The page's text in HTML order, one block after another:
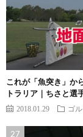
これが「魚突き」か
トラリア｜ちさと選
2018.01.29 ゴ